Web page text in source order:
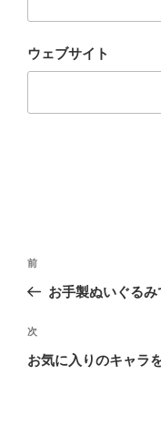
ウェブサイト
投
ビ
ゲ
過
去
投
稿
前
お手製ぬいぐる
次
の
次
お気に入りのキャラ